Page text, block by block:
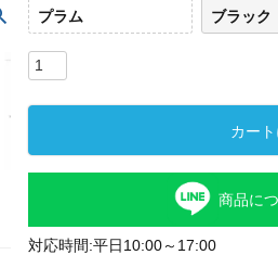
プラム ブラック
カー
商品に
対応時間:平日10:00～17:00